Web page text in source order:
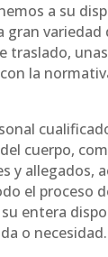
a su
gran variedad
traslado,
la
cuerpo,
y allegados,
el proceso
entera
o necesidad.